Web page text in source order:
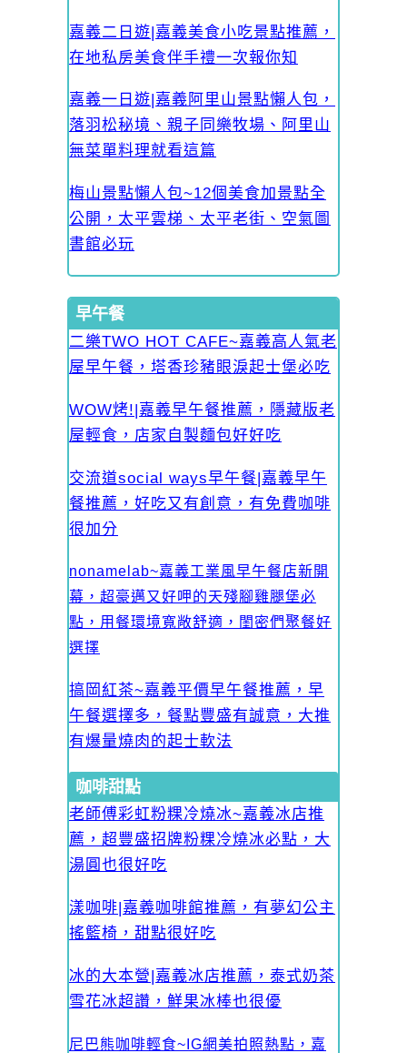
嘉義二日遊|嘉義美食小吃景點推薦，
在地私房美食伴手禮一次報你知
嘉義一日遊|嘉義阿里山景點懶人包，
落羽松秘境、親子同樂牧場、阿里山
無菜單料理就看這篇
梅山景點懶人包~12個美食加景點全
公開，太平雲梯、太平老街、空氣圖
書館必玩
早午餐
二樂TWO HOT CAFE~嘉義高人氣老
屋早午餐，塔香珍豬眼淚起士堡必吃
WOW烤!|嘉義早午餐推薦，隱藏版老
屋輕食，店家自製麵包好好吃
交流道social ways早午餐|嘉義早午
餐推薦，好吃又有創意，有免費咖啡
很加分
nonamelab~嘉義工業風早午餐店新開
幕，超豪邁又好呷的天殘腳雞腿堡必
點，用餐環境寬敞舒適，閨密們聚餐好
選擇
搞岡紅茶~嘉義平價早午餐推薦，早
午餐選擇多，餐點豐盛有誠意，大推
有爆量燒肉的起士軟法
咖啡甜點
老師傅彩虹粉粿冷燒冰~嘉義冰店推
薦，超豐盛招牌粉粿冷燒冰必點，大
湯圓也很好吃
漾咖啡|嘉義咖啡館推薦，有夢幻公主
搖籃椅，甜點很好吃
冰的大本營|嘉義冰店推薦，泰式奶茶
雪花冰超讚，鮮果冰棒也很優
尼巴熊咖啡輕食~IG網美拍照熱點，嘉